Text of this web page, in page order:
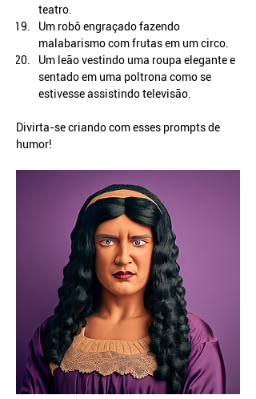
teatro.
Um robô engraçado fazendo
malabarismo com frutas em um circo.
Um leão vestindo uma roupa elegante e
sentado em uma poltrona como se
estivesse assistindo televisão.
Divirta-se criando com esses prompts de
humor!